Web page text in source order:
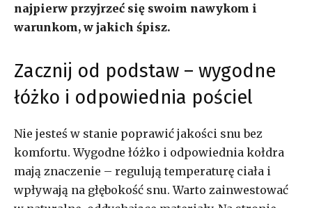
najpierw przyjrzeć się swoim nawykom i
warunkom, w jakich śpisz.
Zacznij od podstaw – wygodne
łóżko i odpowiednia pościel
Nie jesteś w stanie poprawić jakości snu bez
komfortu. Wygodne łóżko i odpowiednia kołdra
mają znaczenie – regulują temperaturę ciała i
wpływają na głębokość snu. Warto zainwestować